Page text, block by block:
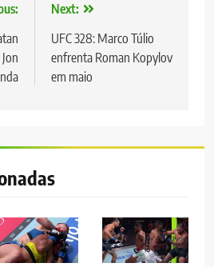
Next:
UFC 328: Marco Túlio
enfrenta Roman Kopylov
em maio